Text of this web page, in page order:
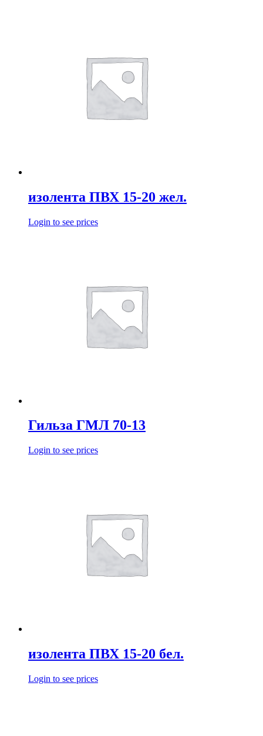
изолента ПВХ 15-20 жел.
Login to see prices
Гильза ГМЛ 70-13
Login to see prices
изолента ПВХ 15-20 бел.
Login to see prices